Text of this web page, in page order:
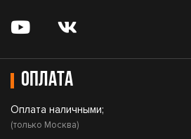
Оплата
Оплата наличными;
(только Москва)